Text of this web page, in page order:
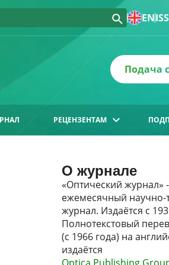
EN
Подача
РЕЦЕНЗЕНТАМ
О журнале
«Оптический журнал» -
ежемесячный научно-
журнал. Издаётся с
Полнотекстовый
(с 1966 года) на
издаётся